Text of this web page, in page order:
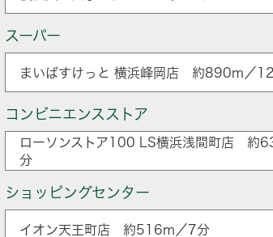
スーパー
まいばすけっと 横浜峰岡店 約890m／
コンビニエンスストア
ローソンストア100 LS横浜浅間町店 約
分
ショッピングセンター
イオン天王町店 約516m／7分